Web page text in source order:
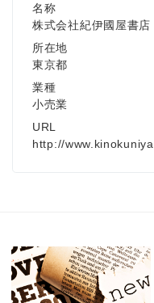
名称
株式会社紀伊國屋書店
所在地
東京都
業種
小売業
URL
http://